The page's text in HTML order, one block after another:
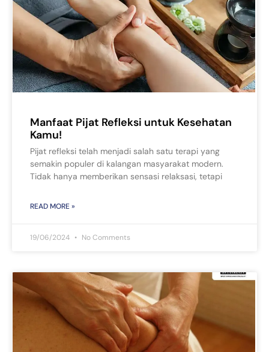
Manfaat Pijat Refleksi untuk Kesehatan
Kamu!
Pijat refleksi telah menjadi salah satu terapi yang
semakin populer di kalangan masyarakat modern.
Tidak hanya memberikan sensasi relaksasi, tetapi
READ MORE »
19/06/2024 No Comments